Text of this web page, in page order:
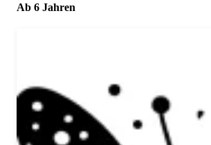
Ab 6 Jahren